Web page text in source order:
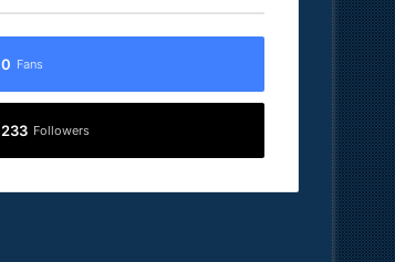
0 Fans
233 Followers